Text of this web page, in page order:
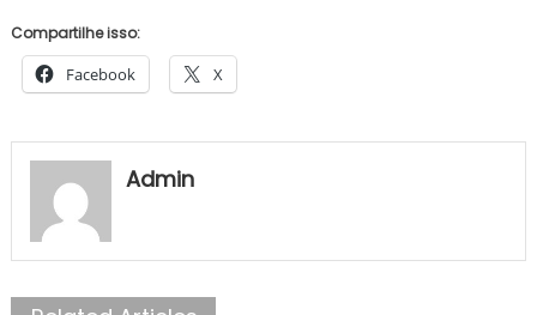
Compartilhe isso:
Facebook X
Admin